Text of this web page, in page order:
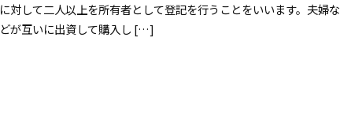
に対して二人以上を所有者として登記を行うことをいいます。夫婦な
どが互いに出資して購入し […]